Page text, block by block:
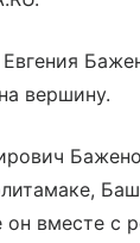
вершину.
он вместе с